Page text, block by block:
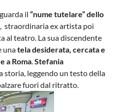
il “nume tutelare” dello
, straordinaria ex artista poi
al teatro. La sua discendente
unatela desiderata, cercata e
a Roma.Stefania
storia, leggendo un testo della
fuori dal ritratto.